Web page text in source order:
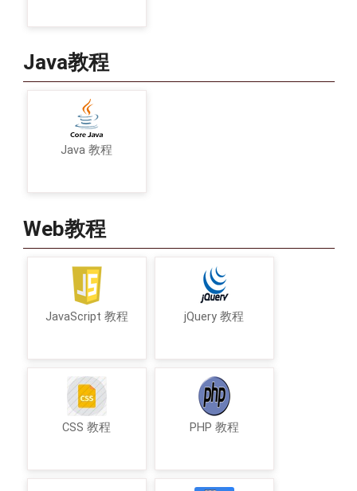
Java教程
Java 教程
Web教程
JavaScript 教程 jQuery 教程
CSS 教程 PHP 教程